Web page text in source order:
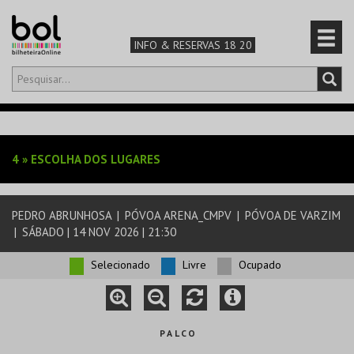
INFO & RESERVAS 18 20
Olá,iniciar sessão
TEATRO & ARTE
MÚSICA & FESTIVAIS
DESPORTO & AVENTURA
4 » ESCOLHA DOS LUGARES
PEDRO ABRUNHOSA | PÓVOA ARENA_CMPV | PÓVOA DE VARZIM
| SÁBADO | 14 NOV 2026 | 21:30
Selecionado Livre Ocupado
P A L C O